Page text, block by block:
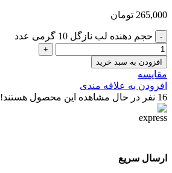
265,000 تومان
حجم دهنده لب نازگل 10 گرمی عدد
افزودن به سبد خرید
مقایسه
افزودن به علاقه مندی
16 نفر در حال مشاهده این محصول هستند!
ارسال سریع